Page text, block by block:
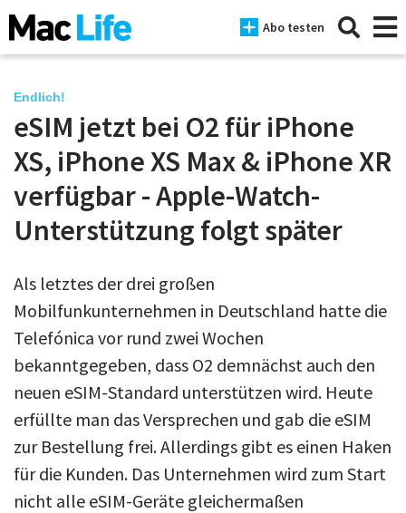
Abo testen
News
iPhone
Mac
Tests
Tipps
Magazine
Über uns
Podcast
Mac Life+
Endlich!
eSIM jetzt bei O2 für iPhone
XS, iPhone XS Max & iPhone XR
verfügbar - Apple-Watch-
Unterstützung folgt später
Als letztes der drei großen
Mobilfunkunternehmen in Deutschland hatte die
Telefónica vor rund zwei Wochen
bekanntgegeben, dass O2 demnächst auch den
neuen eSIM-Standard unterstützen wird. Heute
erfüllte man das Versprechen und gab die eSIM
zur Bestellung frei. Allerdings gibt es einen Haken
für die Kunden. Das Unternehmen wird zum Start
nicht alle eSIM-Geräte gleichermaßen